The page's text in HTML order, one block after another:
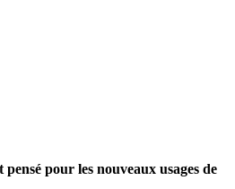
pour les nouveaux usages de